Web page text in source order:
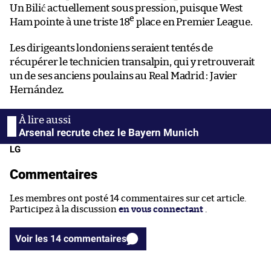
Un Bilić actuellement sous pression, puisque West
Ham pointe à une triste 18e place en Premier League.
Les dirigeants londoniens seraient tentés de
récupérer le technicien transalpin, qui y retrouverait
un de ses anciens poulains au Real Madrid : Javier
Hernández.
Arsenal recrute chez le Bayern Munich
LG
Commentaires
Les membres ont posté 14 commentaires sur cet article.
Participez à la discussion en vous connectant
Voir les 14 commentaires